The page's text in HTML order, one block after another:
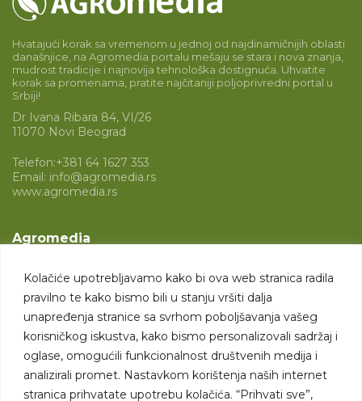
Kolačiće upotrebljavamo kako bi ova web stranica radila
pravilno te kako bismo bili u stanju vršiti dalja
unapređenja stranice sa svrhom poboljšavanja vašeg
korisničkog iskustva, kako bismo personalizovali sadržaj i
oglase, omogućili funkcionalnost društvenih medija i
analizirali promet. Nastavkom korištenja naših internet
stranica prihvatate upotrebu kolačića. “Prihvati sve”,
Hvatajući korak sa vremenom u jednoj od najdinamičnijih oblasti
današnjice, na Agromedia portalu mešaju se stara i nova znanja,
mudrost tradicije i najnovija tehnološka dostignuća. Uhvatite
korak sa promenama, pratite najčitaniji poljoprivredni portal u
Srbiji!
Dr Ivana Ribara 84, VI/26
11070 Novi Beograd
Telefon:+381 64 1627 353
Email: info@agromedia.rs
www.agromedia.rs
Agromedia
Svet poljoprivrede
Marketing usluge
Tražimo saradnike
Kontakt